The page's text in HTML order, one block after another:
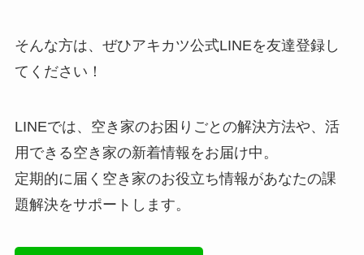
そんな方は、ぜひアキカツ公式LINEを友達登録し
てください！
LINEでは、空き家のお困りごとの解決方法や、活
用できる空き家の新着情報をお届け中。
定期的に届く空き家のお役立ち情報があなたの課
題解決をサポートします。